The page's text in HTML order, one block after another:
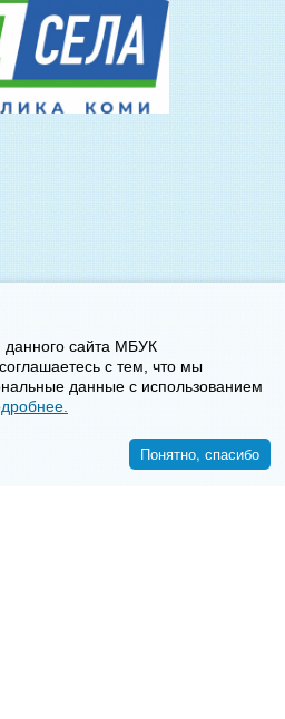
сайта МБУК
с тем, что мы
данные с использованием
Понятно, спасибо